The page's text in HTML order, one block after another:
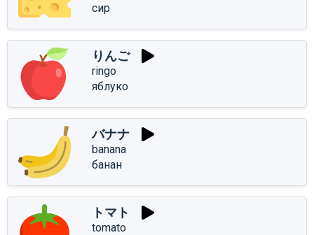
сир
りんご
ringo
яблуко
バナナ
banana
банан
トマト
tomato